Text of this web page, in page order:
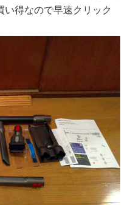
い得なので早速クリック